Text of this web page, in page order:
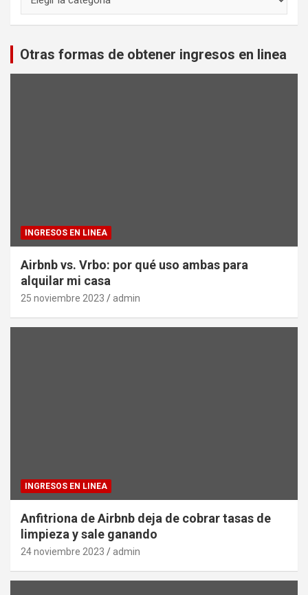
Otras formas de obtener ingresos en linea
INGRESOS EN LINEA
Airbnb vs. Vrbo: por qué uso ambas para
alquilar mi casa
25 noviembre 2023 admin
INGRESOS EN LINEA
Anfitriona de Airbnb deja de cobrar tasas de
limpieza y sale ganando
24 noviembre 2023 admin